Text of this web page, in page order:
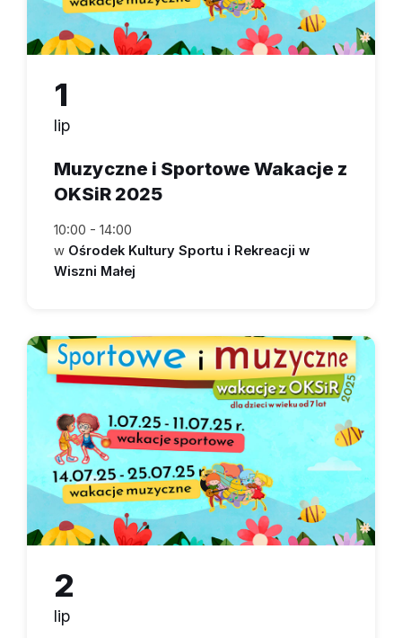
1
lip
Muzyczne i Sportowe Wakacje z
OKSiR 2025
10:00 - 14:00
w Ośrodek Kultury Sportu i Rekreacji w
Wiszni Małej
2
lip